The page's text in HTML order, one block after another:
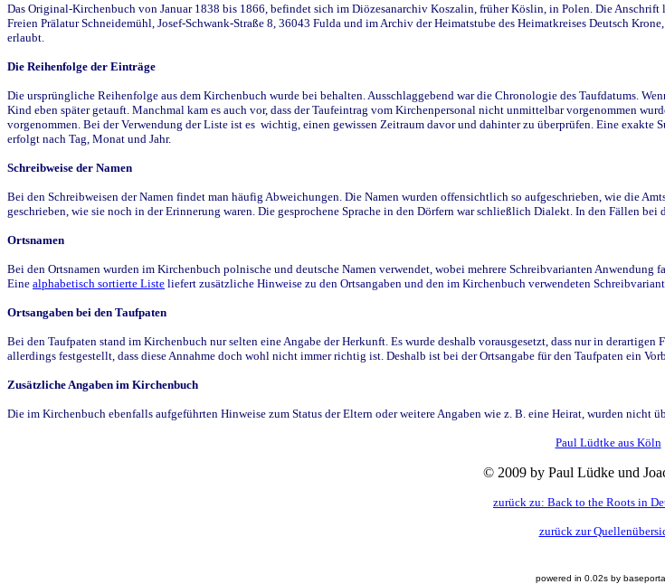
Das Original-Kirchenbuch von Januar 1838 bis 1866, befindet sich im Diözesanarchiv Koszalin, früher Köslin, in Polen. Die
Freien Prälatur Schneidemühl, Josef-Schwank-Straße 8, 36043 Fulda und im Archiv der Heimatstube des Heimatkreises Deutsch
erlaubt.
Die Reihenfolge der Einträge
Die ursprüngliche Reihenfolge aus dem Kirchenbuch wurde bei behalten. Ausschlaggebend war die Chronologie des Taufdatums.
Kind eben später getauft. Manchmal kam es auch vor, dass der Taufeintrag vom Kirchenpersonal nicht unmittelbar vorgenommen
vorgenommen. Bei der Verwendung der Liste ist es wichtig, einen gewissen Zeitraum davor und dahinter zu überprüfen. Eine
erfolgt nach Tag, Monat und Jahr.
Schreibweise der Namen
Bei den Schreibweisen der Namen findet man häufig Abweichungen. Die Namen wurden offensichtlich so aufgeschrieben, wie die
geschrieben, wie sie noch in der Erinnerung waren. Die gesprochene Sprache in den Dörfern war schließlich Dialekt. In den Fällen
Ortsnamen
Bei den Ortsnamen wurden im Kirchenbuch polnische und deutsche Namen verwendet, wobei mehrere Schreibvarianten
Eine alphabetisch sortierte Liste liefert zusätzliche Hinweise zu den Ortsangaben und den im Kirchenbuch verwendeten
Ortsangaben bei den Taufpaten
Bei den Taufpaten stand im Kirchenbuch nur selten eine Angabe der Herkunft. Es wurde deshalb vorausgesetzt, dass nur in
allerdings festgestellt, dass diese Annahme doch wohl nicht immer richtig ist. Deshalb ist bei der Ortsangabe für den Taufpaten ein
Zusätzliche Angaben im Kirchenbuch
Die im Kirchenbuch ebenfalls aufgeführten Hinweise zum Status der Eltern oder weitere Angaben wie z. B. eine Heirat, wurden nicht
Paul Lüdtke aus Köln
© 2009 by Paul Lüdke und
zurück zu: Back to the Roots in
zurück zur
powered in 0.02s by